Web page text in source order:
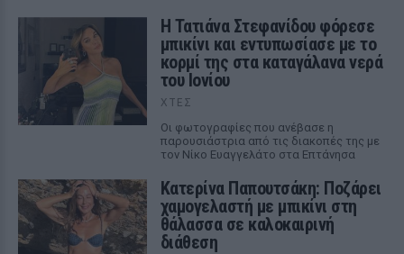
Η Τατιάνα Στεφανίδου φόρεσε
μπικίνι και εντυπωσίασε με το
κορμί της στα καταγάλανα νερά
του Ιονίου
ΧΤΕΣ
Οι φωτογραφίες που ανέβασε η
παρουσιάστρια από τις διακοπές της με
τον Νίκο Ευαγγελάτο στα Επτάνησα
Κατερίνα Παπουτσάκη: Ποζάρει
χαμογελαστή με μπικίνι στη
θάλασσα σε καλοκαιρινή
διάθεση